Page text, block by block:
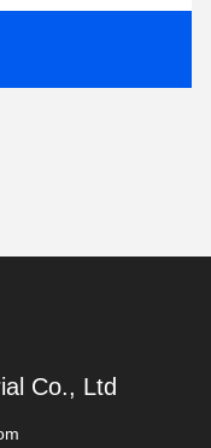
Co., Ltd